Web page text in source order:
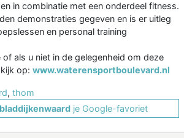
in combinatie met een onderdeel fitness.
demonstraties gegeven en is er uitleg
en personal training
als u niet in de gelegenheid om deze
op: www.waterensportboulevard.nl
, thom
je Google-favoriet